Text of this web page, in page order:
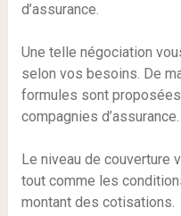
d’assurance.
Une telle négociation
selon vos besoins. De
formules sont
compagnies d’assurance.
Le niveau de couverture
tout comme les
montant des cotisations.